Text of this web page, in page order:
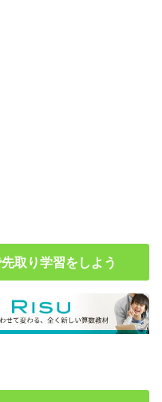
取り学習をしよう